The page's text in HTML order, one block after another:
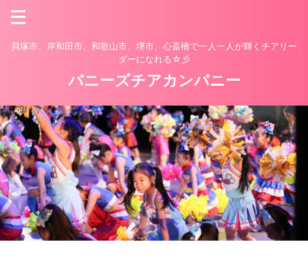
貝塚市、岸和田市、和歌山市、堺市、心斎橋で一人一人が輝くチアリー
ダーになれる☆彡
バニーズチアカンパニー